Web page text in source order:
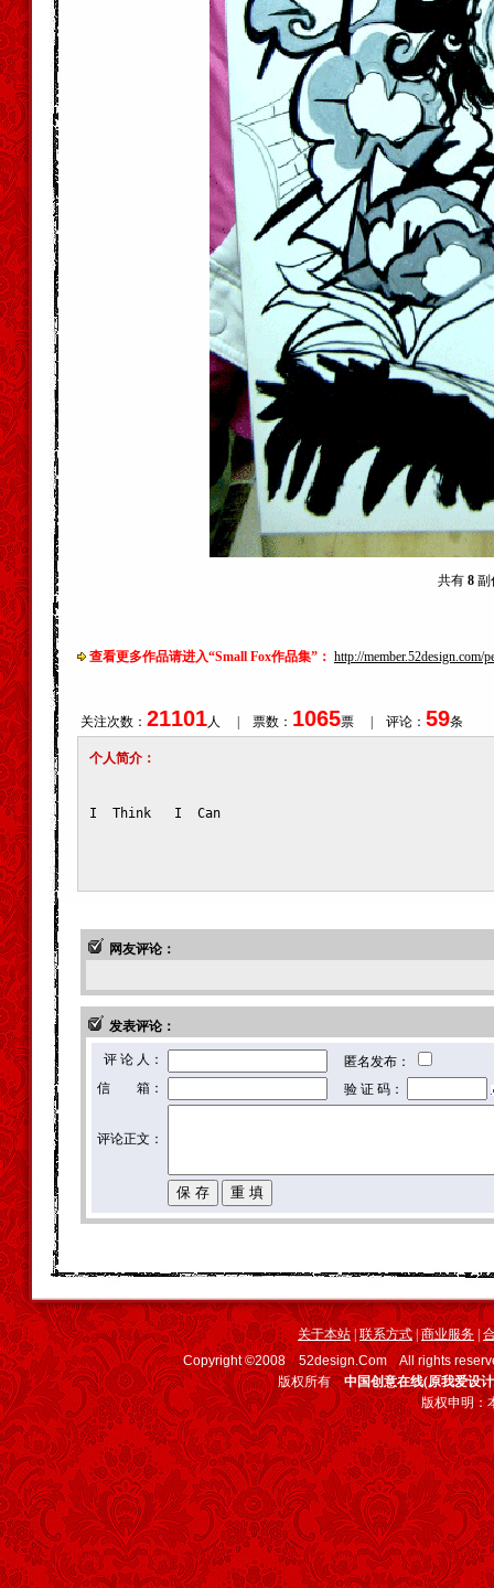
共有 8副
查看更多作品请进入“Small Fox作品集”： http://member.52design.com/
关注次数： 21101人 | 票数： 1065票 | 评论： 59条
个人简介：
I  Think   I  Can
网友评论：
发表评论：
评 论 人：
匿名发布：
信 箱：
验 证 码：
评论正文：
关于本站 | 联系方式 | 商业服务
Copyright ©2008 52design.Com All rights
版权所有中国创意在线(原我爱设
版权申明：